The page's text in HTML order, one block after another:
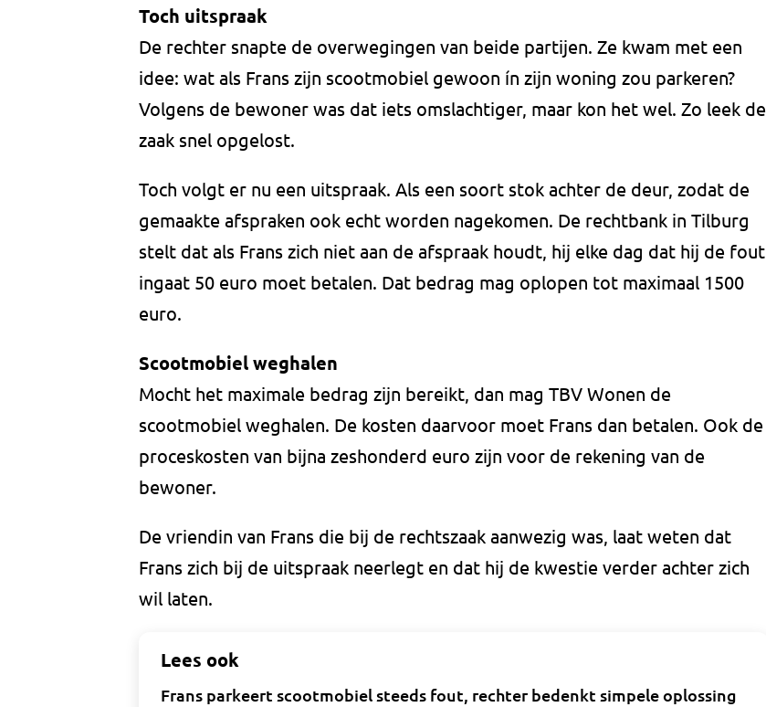
Toch uitspraak
De rechter snapte de overwegingen van beide partijen. Ze kwam met een
idee: wat als Frans zijn scootmobiel gewoon ín zijn woning zou parkeren?
Volgens de bewoner was dat iets omslachtiger, maar kon het wel. Zo leek de
zaak snel opgelost.
Toch volgt er nu een uitspraak. Als een soort stok achter de deur, zodat de
gemaakte afspraken ook echt worden nagekomen. De rechtbank in Tilburg
stelt dat als Frans zich niet aan de afspraak houdt, hij elke dag dat hij de fout
ingaat 50 euro moet betalen. Dat bedrag mag oplopen tot maximaal 1500
euro.
Scootmobiel weghalen
Mocht het maximale bedrag zijn bereikt, dan mag TBV Wonen de
scootmobiel weghalen. De kosten daarvoor moet Frans dan betalen. Ook de
proceskosten van bijna zeshonderd euro zijn voor de rekening van de
bewoner.
De vriendin van Frans die bij de rechtszaak aanwezig was, laat weten dat
Frans zich bij de uitspraak neerlegt en dat hij de kwestie verder achter zich
wil laten.
Lees ook
Frans parkeert scootmobiel steeds fout, rechter bedenkt simpele oplossing